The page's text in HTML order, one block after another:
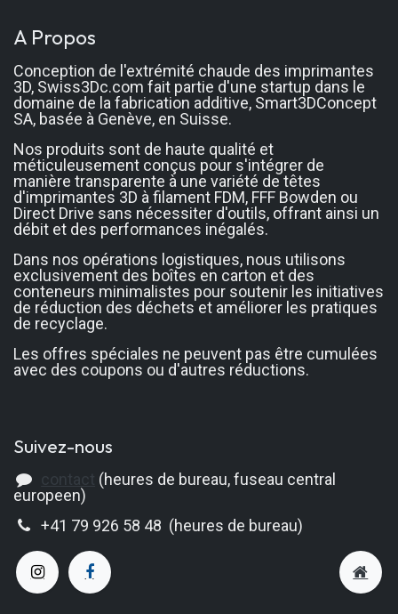
A Propos
Conception de l'extrémité chaude des imprimantes
3D, Swiss3Dc.com fait partie d'une startup dans le
domaine de la fabrication additive, Smart3DConcept
SA, basée à Genève, en Suisse.
Nos produits sont de haute qualité et
méticuleusement conçus pour s'intégrer de
manière transparente à une variété de têtes
d'imprimantes 3D à filament FDM, FFF Bowden ou
Direct Drive sans nécessiter d'outils, offrant ainsi un
débit et des performances inégalés.
Dans nos opérations logistiques, nous utilisons
exclusivement des boîtes en carton et des
conteneurs minimalistes pour soutenir les initiatives
de réduction des déchets et améliorer les pratiques
de recyclage.
Les offres spéciales ne peuvent pas être cumulées
avec des coupons ou d'autres réductions.
Suivez-nous
(heures de bureau, fuseau central
europeen)
+41 79 926 58 48 (heures de bureau)